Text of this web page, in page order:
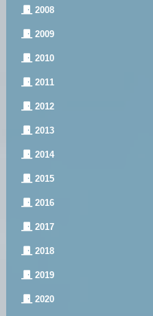
2008
2009
2010
2011
2012
2013
2014
2015
2016
2017
2018
2019
2020